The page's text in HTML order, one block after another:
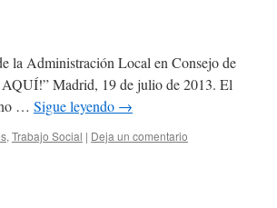
la Administración Local en Consejo de
Madrid, 19 de julio de 2013. El
… Sigue leyendo →
, Trabajo Social | Deja un comentario